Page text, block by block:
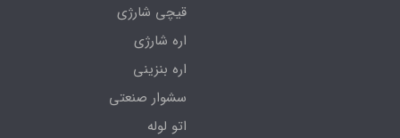
قیچی شارژی
اره شارژی
اره بنزینی
سشوار صنعتی
اتو لوله